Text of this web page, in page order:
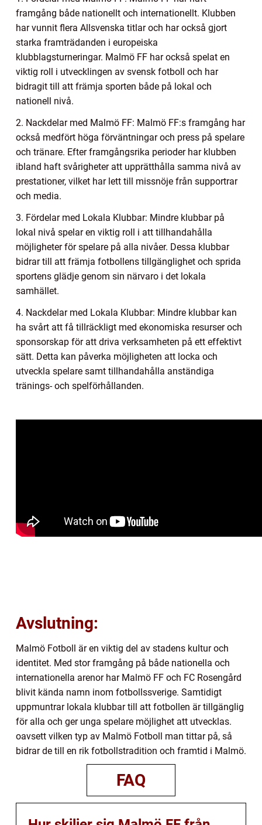
framgång både nationellt och internationellt. Klubben
har vunnit flera Allsvenska titlar och har också gjort
starka framträdanden i europeiska
klubblagsturneringar. Malmö FF har också spelat en
viktig roll i utvecklingen av svensk fotboll och har
bidragit till att främja sporten både på lokal och
nationell nivå.
2. Nackdelar med Malmö FF: Malmö FF:s framgång har
också medfört höga förväntningar och press på spelare
och tränare. Efter framgångsrika perioder har klubben
ibland haft svårigheter att upprätthålla samma nivå av
prestationer, vilket har lett till missnöje från supportrar
och media.
3. Fördelar med Lokala Klubbar: Mindre klubbar på
lokal nivå spelar en viktig roll i att tillhandahålla
möjligheter för spelare på alla nivåer. Dessa klubbar
bidrar till att främja fotbollens tillgänglighet och sprida
sportens glädje genom sin närvaro i det lokala
samhället.
4. Nackdelar med Lokala Klubbar: Mindre klubbar kan
ha svårt att få tillräckligt med ekonomiska resurser och
sponsorskap för att driva verksamheten på ett effektivt
sätt. Detta kan påverka möjligheten att locka och
utveckla spelare samt tillhandahålla anständiga
tränings- och spelförhållanden.
Avslutning:
Malmö Fotboll är en viktig del av stadens kultur och
identitet. Med stor framgång på både nationella och
internationella arenor har Malmö FF och FC Rosengård
blivit kända namn inom fotbollssverige. Samtidigt
uppmuntrar lokala klubbar till att fotbollen är tillgänglig
för alla och ger unga spelare möjlighet att utvecklas.
oavsett vilken typ av Malmö Fotboll man tittar på, så
bidrar de till en rik fotbollstradition och framtid i Malmö.
FAQ